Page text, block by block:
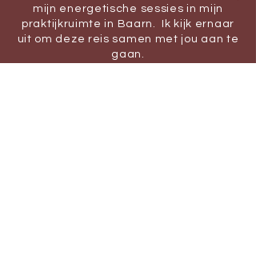
mijn energetische sessies in mijn
praktijkruimte in Baarn. Ik kijk ernaar
uit om deze reis samen met jou aan te
gaan.​​